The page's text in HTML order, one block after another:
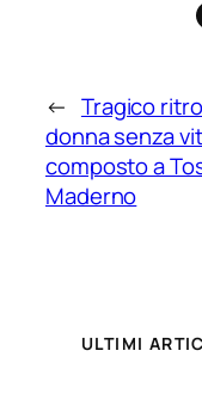
← Tragico
donna senza
composto a
Maderno
ULTIMI